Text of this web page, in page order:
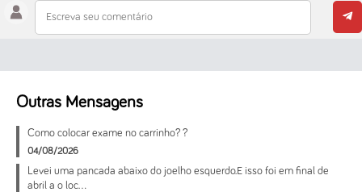
Escreva seu comentário
Outras Mensagens
Como colocar exame no carrinho? ?
04/08/2026
Levei uma pancada abaixo do joelho esquerdo.E isso foi em final de
abril a o loc...